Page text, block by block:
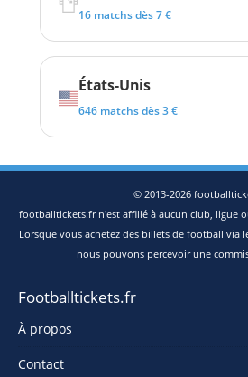
16 matchs dès 7 €
États-Unis
646 matchs dès 3 €
© 2013-2026
footballtickets.fr n'est affilié à aucun club, ligue
Lorsque vous achetez des billets de football via
nous pouvons percevoir une
Footballtickets.fr
À propos
Contact